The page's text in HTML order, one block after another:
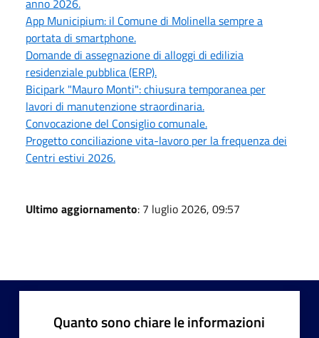
App Municipium: il Comune di Molinella sempre a
portata di smartphone.
Domande di assegnazione di alloggi di edilizia
residenziale pubblica (ERP).
Bicipark "Mauro Monti": chiusura temporanea per
lavori di manutenzione straordinaria.
Convocazione del Consiglio comunale.
Progetto conciliazione vita-lavoro per la frequenza dei
Centri estivi 2026.
Ultimo aggiornamento: 7 luglio 2026, 09:57
Quanto sono chiare le informazioni